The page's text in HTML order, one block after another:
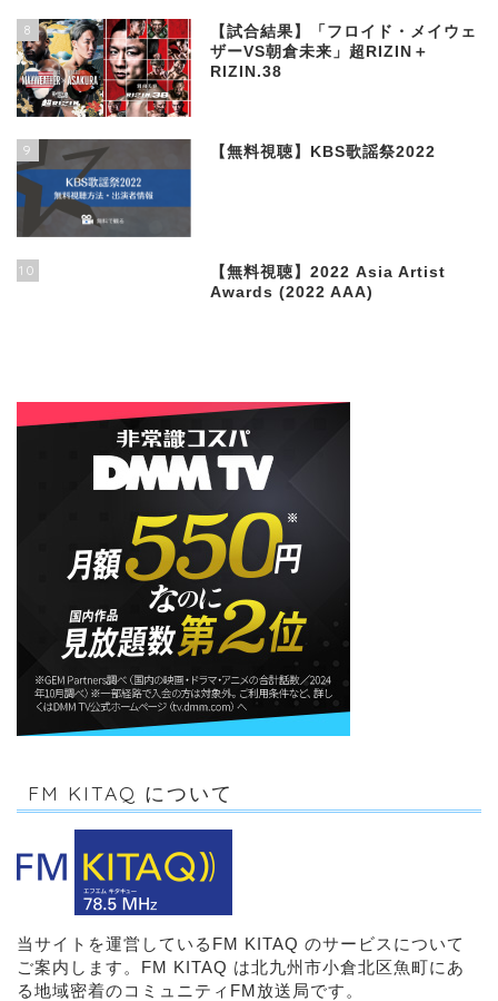
8
【試合結果】「フロイド・メイウェ
ザーVS朝倉未来」超RIZIN＋
RIZIN.38
9 【無料視聴】KBS歌謡祭2022
10
【無料視聴】2022 Asia Artist
Awards (2022 AAA)
FM KITAQ について
当サイトを運営しているFM KITAQ のサービスについて
ご案内します。FM KITAQ は北九州市小倉北区魚町にあ
る地域密着のコミュニティFM放送局です。